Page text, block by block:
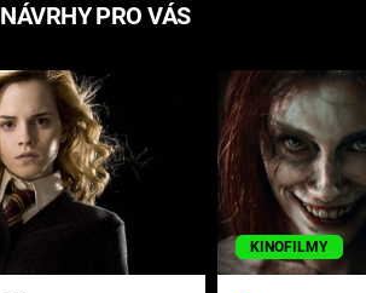
NÁVRHY PRO VÁS
KINOFILMY